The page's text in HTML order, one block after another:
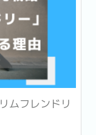
ムフレンドリ